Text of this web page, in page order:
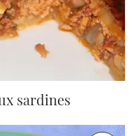
sardines